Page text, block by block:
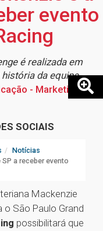
evento
é realizada em
da equipe
- Marketing
SOCIAIS
Notícias
a receber evento
Mackenzie
o São Paulo Grand
possibilitará que